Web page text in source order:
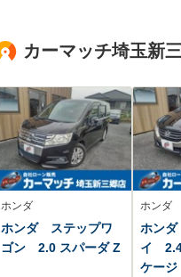
カーマッチ埼玉新
ホンダ
ホンダ ステップワ
ゴン 2.0 スパーダ Z
ホンダ
ホン
イ 2.4
ケージ